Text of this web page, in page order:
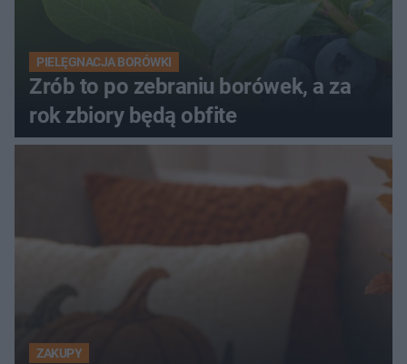
PIELĘGNACJA BORÓWKI
Zrób to po zebraniu borówek, a za
rok zbiory będą obfite
ZAKUPY